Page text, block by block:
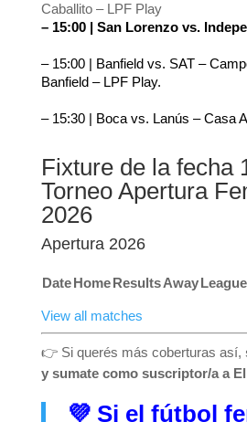
Caballito – LPF Play
– 15:00 | San Lorenzo vs.
– 15:00 | Banfield vs. SAT –
Banfield – LPF Play.
– 15:30 | Boca vs. Lanús – Casa
Fixture de la fecha
Torneo Apertura
2026
Apertura 2026
DateHomeResultsAwayLeague
View all matches
👉 Si querés más coberturas así,
y sumate como suscriptor/a a
💜 Si el fútbol